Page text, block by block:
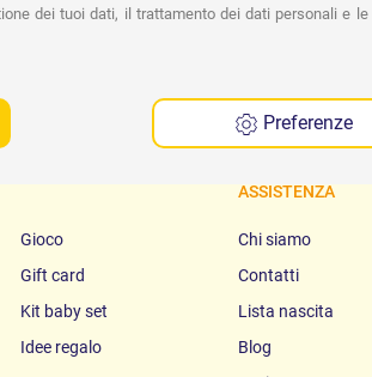
Gioco
Gift card
Kit baby set
Idee regalo
ASSISTENZA
Chi siamo
Contatti
Lista nascita
Blog
dei tuoi dati, il trattamento dei dati personali e
Preferenze